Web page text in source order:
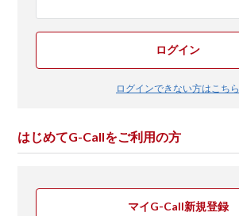
ログイン
ログインできない方はこちら
はじめてG-Callをご利用の方
マイG-Call新規登録